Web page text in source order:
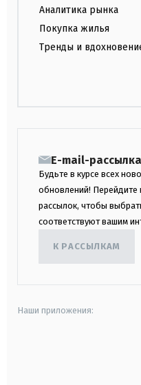
Аналитика рынка
Покупка жилья
Тренды и
E-mail-рассылка
Будьте в курсе всех
обновлений! Перейдите
рассылок, чтобы
соответствуют вашим
К РАССЫЛКАМ
Наши приложения: